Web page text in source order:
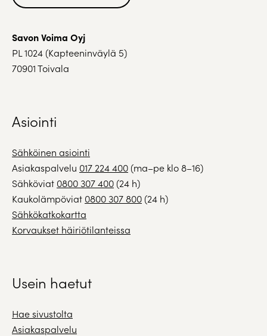
Savon Voima Oyj
PL 1024 (Kapteeninväylä 5)
70901 Toivala
Asiointi
Sähköinen asiointi
Asiakaspalvelu 017 224 400(ma–pe klo 8–16)
Sähköviat 0800 307 400(24 h)
Kaukolämpöviat 0800 307 800(24 h)
Sähkökatkokartta
Korvaukset häiriötilanteissa
Usein haetut
Hae sivustolta
Asiakaspalvelu